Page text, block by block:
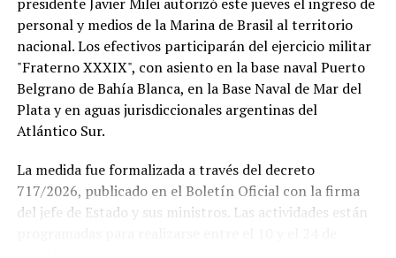
Si se concreta, la visita del Sumo Pontífice sería un
personal y medios de la Marina de Brasil al territorio
nacional. Los efectivos participarán del ejercicio militar
"Fraterno XXXIX", con asiento en la base naval Puerto
Belgrano de Bahía Blanca, en la Base Naval de Mar del
Plata y en aguas jurisdiccionales argentinas del
Atlántico Sur.
La medida fue formalizada a través del decreto
717/2026, publicado en el Boletín Oficial con la firma
del jefe de Estado y sus ministros. Las actividades están